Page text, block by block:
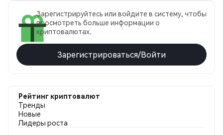
Зарегистрируйтесь или войдите в систему, чтобы
просмотреть больше информации о
криптовалютах.
Зарегистрироваться/Войти
Рейтинг криптовалют
Тренды
Новые
Лидеры роста